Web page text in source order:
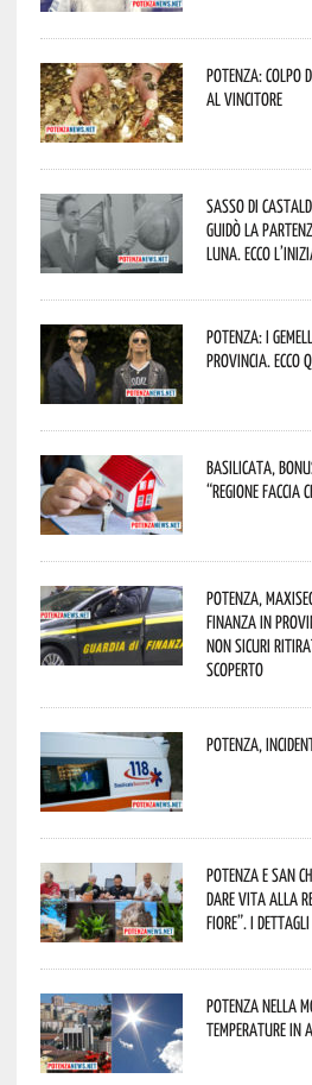
Potenza: colpo
al vincitore
Sasso di
guidò la
Luna. Ecco
Potenza: i
provincia. Ecco
Basilicata,
“Regione faccia
Potenza,
Finanza in
non sicuri
scoperto
Potenza,
Potenza e San
dare vita alla
Fiore”. I dettagli
Potenza nella
temperature in